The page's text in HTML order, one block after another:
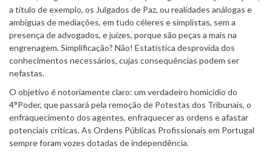
a título de exemplo, os Julgados de Paz, ou realidades análogas e
ambíguas de mediações, em tudo céleres e simplistas, sem a
presença de advogados, e juízes, porque são peças a mais na
engrenagem. Simplificação? Não! Estatística desprovida dos
conhecimentos necessários, cujas consequências podem ser
nefastas.
O objetivo é notoriamente claro: um verdadeiro homicídio do
4°Poder, que passará pela remoção de Potestas dos Tribunais, o
enfraquecimento dos agentes, enfraquecer as ordens e afastar
potenciais críticas. As Ordens Públicas Profissionais em Portugal
sempre foram vozes dotadas de independência.